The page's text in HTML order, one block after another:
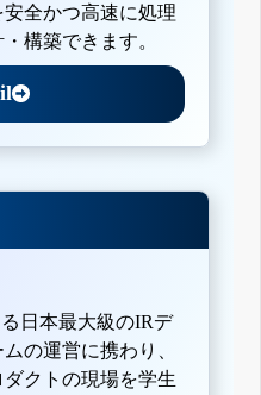
全かつ高速に処理
構築できます。
日本最大級のIRデ
の運営に携わり、
クトの現場を学生